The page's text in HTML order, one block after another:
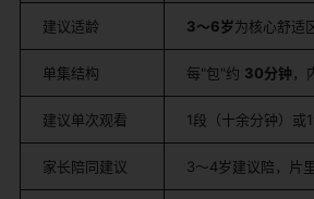
建议适龄 3～6岁为核心舒适
单集结构 每"包"约 30分钟，
建议单次观看 1段（十余分钟）
家长陪同建议 3～4岁建议陪，片